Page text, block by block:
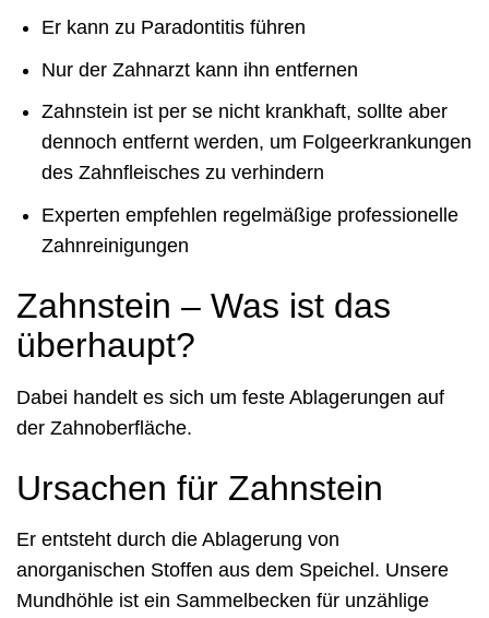
Er kann zu Paradontitis führen
Nur der Zahnarzt kann ihn entfernen
Zahnstein ist per se nicht krankhaft, sollte aber
dennoch entfernt werden, um Folgeerkrankungen
des Zahnfleisches zu verhindern
Experten empfehlen regelmäßige professionelle
Zahnreinigungen
Zahnstein – Was ist das
überhaupt?
Dabei handelt es sich um feste Ablagerungen auf
der Zahnoberfläche.
Ursachen für Zahnstein
Er entsteht durch die Ablagerung von
anorganischen Stoffen aus dem Speichel. Unsere
Mundhöhle ist ein Sammelbecken für unzählige